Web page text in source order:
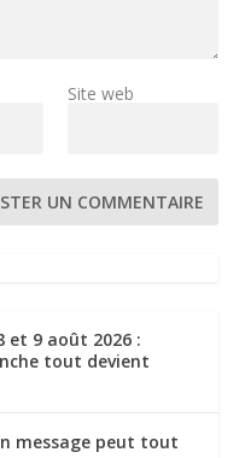
Site web
et 9 août 2026 :
tout devient
message peut tout